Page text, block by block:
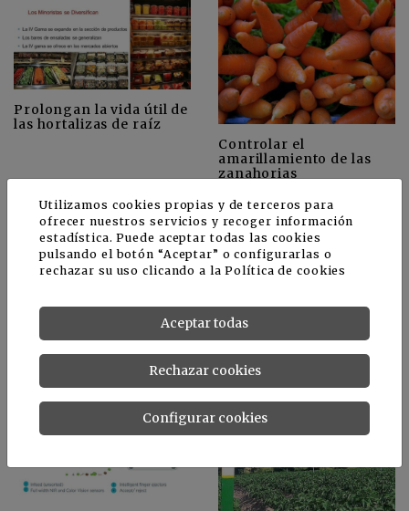
Prolongan la vida útil de
las hortalizas de raíz
Controlar el
amarillamiento de las
zanahorias
Asociaciones y retos en
la patata
Elaboración de champú
y jabones en base a
patata
Utilizamos cookies propias y de terceros para
ofrecer nuestros servicios y recoger información
estadística. Puede aceptar todas las cookies
pulsando el botón “Aceptar” o configurarlas o
rechazar su uso clicando a laPolítica de cookies
Aceptar todas
Rechazar cookies
Configurar cookies